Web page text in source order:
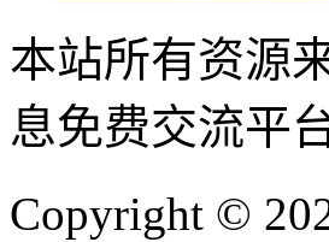
本站所有资源
息免费交流平
Copyright ©